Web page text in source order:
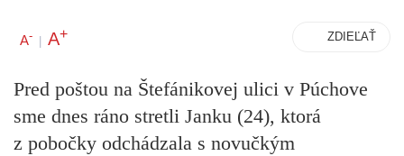
A- | A+ ZDIEĽAŤ
Pred poštou na Štefánikovej ulici v Púchove
sme dnes ráno stretli Janku (24), ktorá
z pobočky odchádzala s novučkým